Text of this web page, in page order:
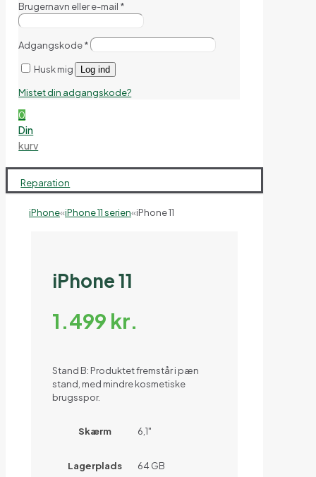
Brugernavn eller e-mail *
Adgangskode*
Husk mig Log ind
Mistet din adgangskode?
0
Din
kurv
Reparation
iPhone«iPhone 11 serien«iPhone 11
iPhone 11
1.499 kr.
Stand B: Produktet fremstår i pæn
stand, med mindre kosmetiske
brugsspor.
Skærm 6,1"
Lagerplads 64 GB